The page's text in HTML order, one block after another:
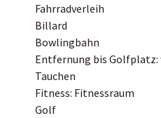
Fahrradverleih
Billard
Bowlingbahn
Entfernung bis Golfplatz:
Tauchen
Fitness: Fitnessraum
Golf